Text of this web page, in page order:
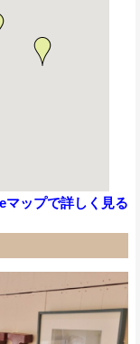
マップで詳しく見る